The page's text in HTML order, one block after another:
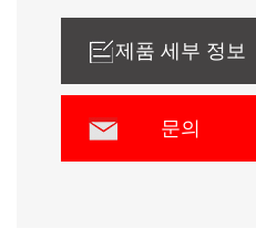
제품 세부 정보
문의